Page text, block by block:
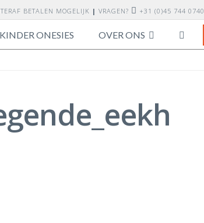
BETALEN MOGELIJK | VRAGEN? +31 (0)45 744 0740
KINDER ONESIES OVER ONS